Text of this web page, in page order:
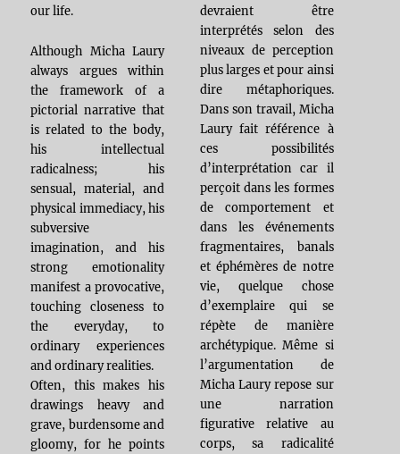
our life.
Although Micha Laury
always argues within
the framework of a
pictorial narrative that
is related to the body,
his intellectual
radicalness; his
sensual, material, and
physical immediacy, his
subversive
imagination, and his
strong emotionality
manifest a provocative,
touching closeness to
the everyday, to
ordinary experiences
and ordinary realities.
Often, this makes his
drawings heavy and
grave, burdensome and
gloomy, for he points
devraient être
interprétés selon des
niveaux de perception
plus larges et pour ainsi
dire métaphoriques.
Dans son travail, Micha
Laury fait référence à
ces possibilités
d’interprétation car il
perçoit dans les formes
de comportement et
dans les événements
fragmentaires, banals
et éphémères de notre
vie, quelque chose
d’exemplaire qui se
répète de manière
archétypique. Même si
l’argumentation de
Micha Laury repose sur
une narration
figurative relative au
corps, sa radicalité